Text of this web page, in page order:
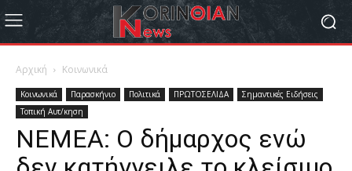
Αρχική Κοινωνικά
Κοινωνικά Παρασκήνιο Πολιτικά ΠΡΩΤΟΣΕΛΙΔΑ
Σημαντικές Ειδήσεις
Τοπική Αυτ/κηση
ΝΕΜΕΑ: Ο δήμαρχος ενώ